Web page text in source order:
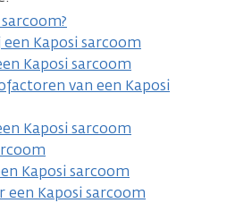
Kaposi sarcoom
Kaposi sarcoom
van een Kaposi
Kaposi sarcoom
Kaposi sarcoom
een Kaposi sarcoom